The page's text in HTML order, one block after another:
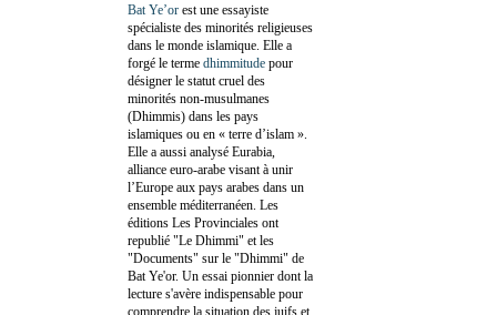
Bat Ye’or est une essayiste
spécialiste des minorités religieuses
dans le monde islamique. Elle a
forgé le terme dhimmitude pour
désigner le statut cruel des
minorités non-musulmanes
(Dhimmis) dans les pays
islamiques ou en « terre d’islam ».
Elle a aussi analysé Eurabia,
alliance euro-arabe visant à unir
l’Europe aux pays arabes dans un
ensemble méditerranéen. Les
éditions Les Provinciales ont
republié "Le Dhimmi" et les
"Documents" sur le "Dhimmi" de
Bat Ye'or. Un essai pionnier dont la
lecture s'avère indispensable pour
comprendre la situation des juifs et